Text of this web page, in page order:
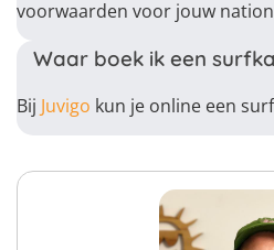
voorwaarden voor jouw
Waar boek ik een
Bij Juvigo kun je online een